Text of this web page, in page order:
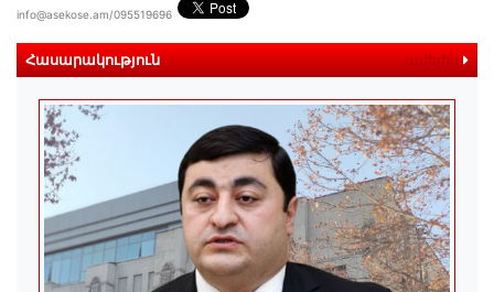
info@asekose.am/095519696
Հասարակություն ավելին